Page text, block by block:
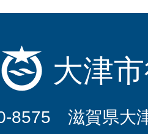
大津
8575 滋賀県大